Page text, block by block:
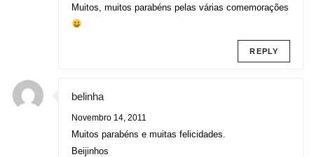
Muitos, muitos parabéns pelas várias comemorações
REPLY
belinha
Novembro 14, 2011
Muitos parabéns e muitas felicidades.
Beijinhos